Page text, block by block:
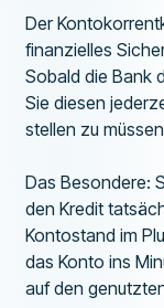
Der
finanzielles
Sobald die Bank
Sie diesen
stellen zu
Das Besondere:
den Kredit
Kontostand im
das Konto ins
auf den